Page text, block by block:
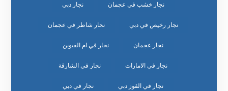
نجار خشب في عجمان نجار دبي
نجار رخيص في دبي نجار شاطر في عجمان
نجار عجمان نجار في ام القيوين
نجار في الامارات نجار في الشارقة
نجار في القوز دبي نجار في دبي